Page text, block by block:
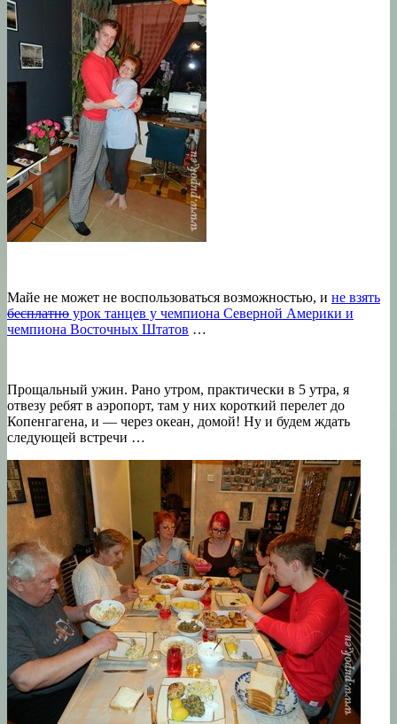
Майе не может не воспользоваться возможностью, и не взять
бесплатно урок танцев у чемпиона Северной Америки и
чемпиона Восточных Штатов …
Прощальный ужин. Рано утром, практически в 5 утра, я
отвезу ребят в аэропорт, там у них короткий перелет до
Копенгагена, и — через океан, домой! Ну и будем ждать
следующей встречи …